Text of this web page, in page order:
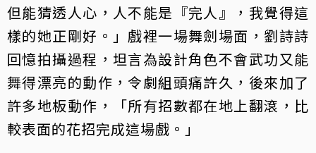
但能猜透人心，人不能是『完人』，我覺得這
樣的她正剛好。」戲裡一場舞劍場面，劉詩詩
回憶拍攝過程，坦言為設計角色不會武功又能
舞得漂亮的動作，令劇組頭痛許久，後來加了
許多地板動作，「所有招數都在地上翻滾，比
較表面的花招完成這場戲。」